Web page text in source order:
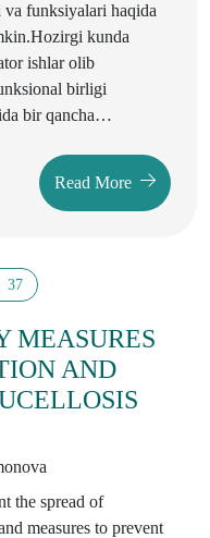
funksiyalari haqida
kunda
ishlar olib
birligi
bir qancha
Read More
37
MEASURES
AND
the spread of
measures to prevent